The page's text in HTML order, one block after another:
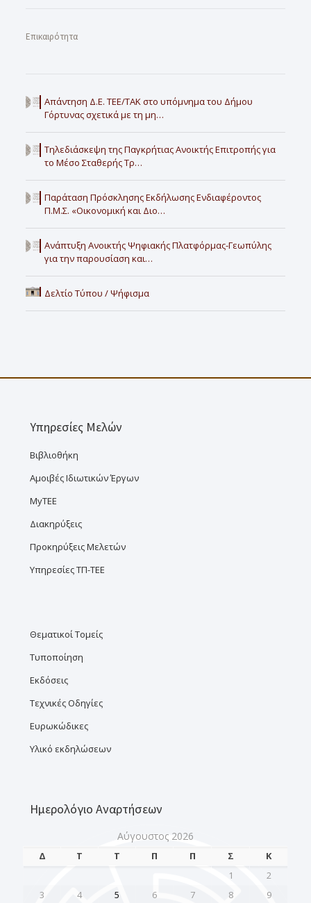
Επικαιρότητα
Απάντηση Δ.Ε. ΤΕΕ/ΤΑΚ στο υπόμνημα του Δήμου
Γόρτυνας σχετικά με τη μη…
Τηλεδιάσκεψη της Παγκρήτιας Ανοικτής Επιτροπής για
το Μέσο Σταθερής Τρ…
Παράταση Πρόσκλησης Εκδήλωσης Ενδιαφέροντος
Π.Μ.Σ. «Οικονομική και Διο…
Ανάπτυξη Ανοικτής Ψηφιακής Πλατφόρμας-Γεωπύλης
για την παρουσίαση και…
Δελτίο Τύπου / Ψήφισμα
Υπηρεσίες Μελών
Βιβλιοθήκη
Αμοιβές Ιδιωτικών Έργων
MyTEE
Διακηρύξεις
Προκηρύξεις Μελετών
Υπηρεσίες ΤΠ-ΤΕΕ
Θεματικοί Τομείς
Τυποποίηση
Εκδόσεις
Τεχνικές Οδηγίες
Ευρωκώδικες
Υλικό εκδηλώσεων
Ημερολόγιο Αναρτήσεων
Αύγουστος 2026
Δ Τ Τ Π Π Σ
Κ
1
2
3
4 5 6 7 8 9